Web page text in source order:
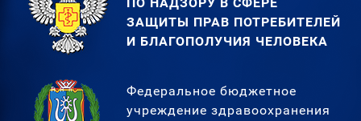
ЗАЩИТЫ ПРАВ ПОТРЕБИТЕЛЕЙ
И БЛАГОПОЛУЧИЯ ЧЕЛОВЕКА
Федеральное бюджетное
учреждение здравоохранения